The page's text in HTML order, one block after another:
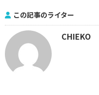
この記事のライター
CHIEKO